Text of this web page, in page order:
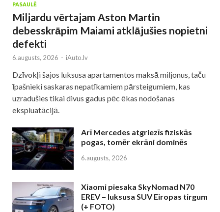
PASAULĒ
Miljardu vērtajam Aston Martin
debesskrāpim Maiami atklājušies nopietni
defekti
6.augusts, 2026 - iAuto.lv
Dzīvokļi šajos luksusa apartamentos maksā miljonus, taču
īpašnieki saskaras nepatīkamiem pārsteigumiem, kas
uzradušies tikai divus gadus pēc ēkas nodošanas
ekspluatācijā.
Arī Mercedes atgriezīs fiziskās
pogas, tomēr ekrāni dominēs
6.augusts, 2026
Xiaomi piesaka SkyNomad N70
EREV – luksusa SUV Eiropas tirgum
(+ FOTO)